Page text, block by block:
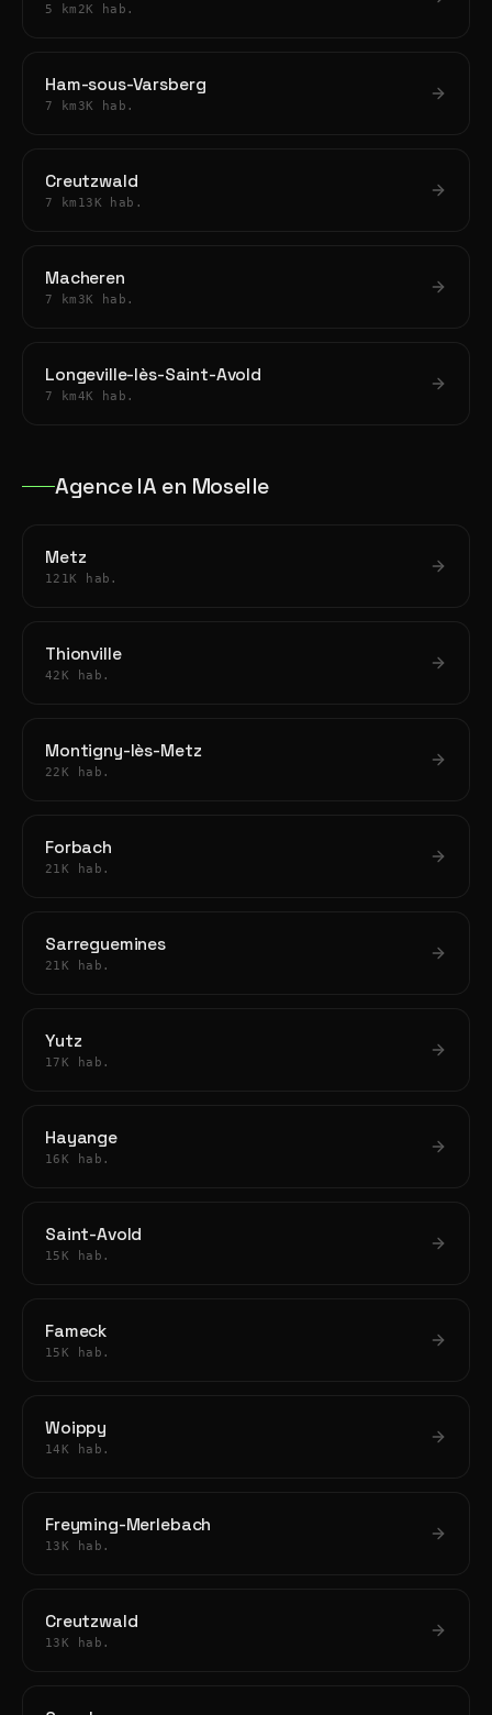
5 km 2K hab.
Ham-sous-Varsberg
7 km 3K hab.
Creutzwald
7 km 13K hab.
Macheren
7 km 3K hab.
Longeville-lès-Saint-Avold
7 km4K hab.
Agence IA en Moselle
Metz
121K hab.
Thionville
42K hab.
Montigny-lès-Metz
22K hab.
Forbach
21K hab.
Sarreguemines
21K hab.
Yutz
17K hab.
Hayange
16K hab.
Saint-Avold
15K hab.
Fameck
15K hab.
Woippy
14K hab.
Freyming-Merlebach
13K hab.
Creutzwald
13K hab.